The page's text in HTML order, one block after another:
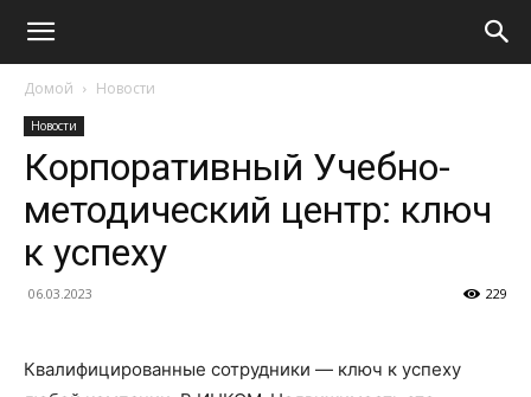
Домой Новости
Новости
Корпоративный Учебно-
методический центр: ключ
к успеху
06.03.2023 229
Квалифицированные сотрудники — ключ к успеху